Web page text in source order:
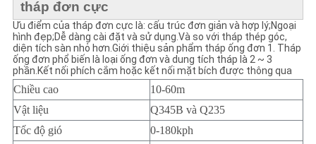
tháp đơn cực
Ưu điểm của tháp đơn cực là: cấu trúc đơn giản và hợp lý;Ngoại
hình đẹp;Dễ dàng cài đặt và sử dụng.Và so với tháp thép góc,
diện tích sàn nhỏ hơn.Giới thiệu sản phẩm tháp ống đơn 1. Tháp
ống đơn phổ biến là loại ống đơn và dung tích tháp là 2 ~ 3
phần.Kết nối phích cắm hoặc kết nối mặt bích được thông qua
Chiều cao
10-60m
Vật liệu
Q345B và Q235
Tốc độ gió
0-180kph